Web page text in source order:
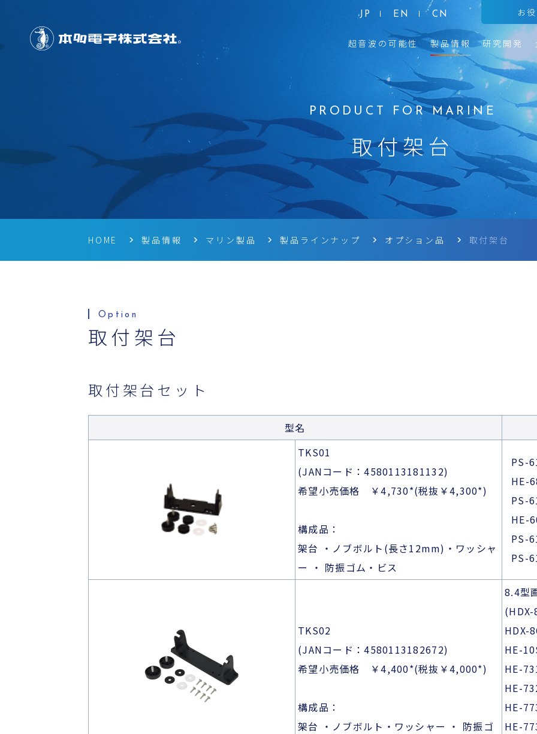
JP EN CN お
超音波の可能性 製品情報 研究開発
取付架台
HOME 製品情報 マリン製品 製品ラインナップ オプション品 取付架台
取付架台
取付架台セット
型名
TKS01
(JANコード：4580113181132)
希望小売価格 ￥4,730*(税抜￥4,300*)
構成品：
架台 ・ノブボルト(長さ12mm)・ワッシャ
ー ・ 防振ゴム・ビス
PS-
HE-
PS-
HE-
PS-
PS-
TKS02
(JANコード：4580113182672)
希望小売価格 ￥4,400*(税抜￥4,000*)
構成品：
架台 ・ノブボルト・ワッシャー ・ 防振ゴ
8.4型
HDX-
HE-
HE-
HE-
HE-
HE-